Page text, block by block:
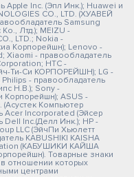
Apple Inc. (Эпл Инк.); Huawei и
CO., LTD. (ХУАВЕЙ
Samsung
Лтд.); MEIZU -
LTD.; Nokia -
Корпорейшн); Lenovo -
Xiaomi - правообладатель
HTC -
Ти-Си КОРПОРЕЙШН); LG -
- правообладатель
Н.В.); Sony -
Корпорейшн); ASUS -
(Асустек Компьютер
Acer Incorporated (Эйсер
Dell Inc.(Делл Инк.); HP -
LLC (ЭйчПи Хьюлетт
KABUSHIKI KAISHA
(КАБУШИКИ КАЙША
Товарные знаки
отношении которых
центрами